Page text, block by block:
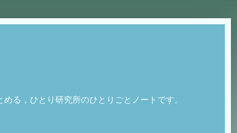
る，ひとり研究所のひとりごとノートです。